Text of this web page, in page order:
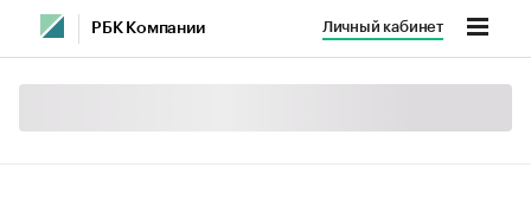
РБК Компании Личный кабинет